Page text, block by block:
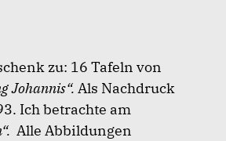
zu: 16 Tafeln von
Johannis“. Als Nachdruck
Ich betrachte am
Alle Abbildungen